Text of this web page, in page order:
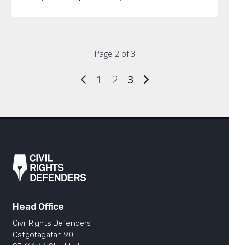
Page 2 of 3
1 2 3
Head Office
Civil Rights Defenders
Östgötagatan 90